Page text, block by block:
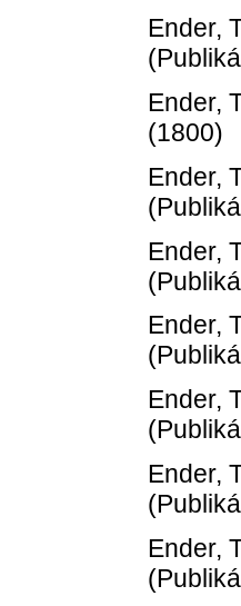
Ender,
Ender,
(1800)
Ender,
Ender,
Ender,
Ender,
Ender,
Ender,